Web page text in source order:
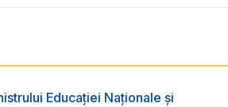
Educației Naționale și